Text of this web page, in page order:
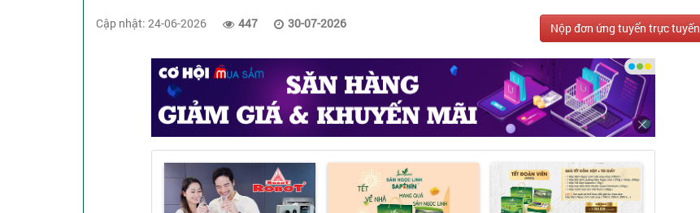
Cập nhật: 24-06-2026 447 30-07-2026 Nộp đơn ứng tuyển trực tuyến